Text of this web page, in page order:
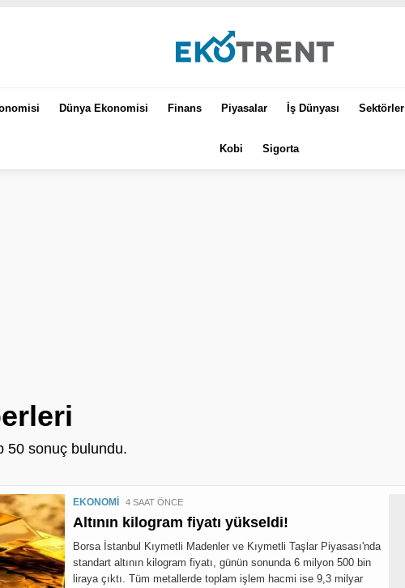
Dünya Ekonomisi Finans Piyasalar İş Dünyası Sektörler
Kobi Sigorta
50 sonuç bulundu.
EKONOMİ 4 SAAT ÖNCE
Altının kilogram fiyatı yükseldi!
Borsa İstanbul Kıymetli Madenler ve Kıymetli Taşlar Piyasası'nda
standart altının kilogram fiyatı, günün sonunda 6 milyon 500 bin
liraya çıktı. Tüm metallerde toplam işlem hacmi ise 9,3 milyar